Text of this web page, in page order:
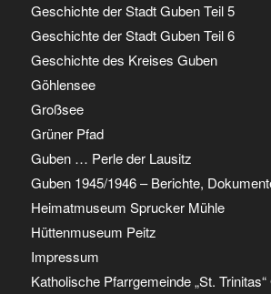
Geschichte der Stadt Guben Teil 5
Geschichte der Stadt Guben Teil 6
Geschichte des Kreises Guben
Göhlensee
Großsee
Grüner Pfad
Guben … Perle der Lausitz
Guben 1945/1946 – Berichte,
Heimatmuseum Sprucker Mühle
Hüttenmuseum Peitz
Impressum
Katholische Pfarrgemeinde „St.